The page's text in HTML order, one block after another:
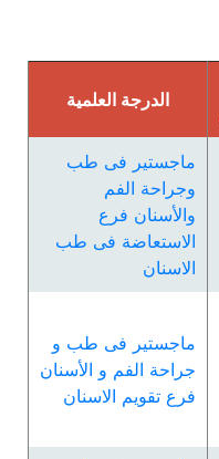
الدرجة العلمية
ماجستير فى طب
وجراحة الفم
والأسنان فرع
الاستعاضة فى طب
الاسنان
ماجستير فى طب و
جراحة الفم و الأسنان
فرع تقويم الاسنان